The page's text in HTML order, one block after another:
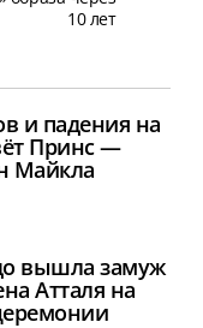
10 лет
и падения на
Принс —
Майкла
вышла замуж
Атталя на